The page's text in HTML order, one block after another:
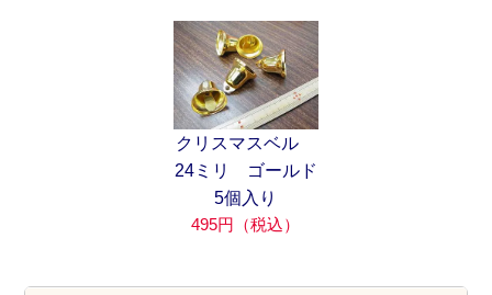
クリスマスベル
24ミリ ゴールド
5個入り
495円（税込）